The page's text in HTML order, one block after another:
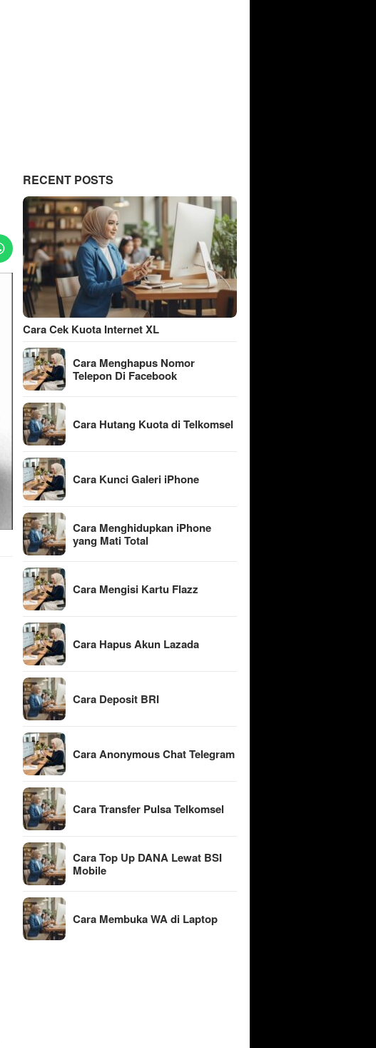
RECENT POSTS
Cara Cek Kuota Internet XL
Cara Menghapus Nomor
Telepon Di Facebook
Cara Hutang Kuota di Telkomsel
Cara Kunci Galeri iPhone
Cara Menghidupkan iPhone
yang Mati Total
Cara Mengisi Kartu Flazz
Cara Hapus Akun Lazada
Cara Deposit BRI
Cara Anonymous Chat Telegram
Cara Transfer Pulsa Telkomsel
Cara Top Up DANA Lewat BSI
Mobile
Cara Membuka WA di Laptop